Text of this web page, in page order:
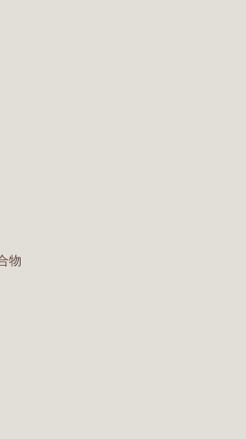
物